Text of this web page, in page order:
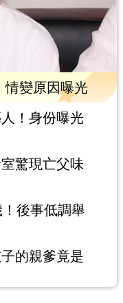
情變原因曝光
！身份曝光
驚現亡父味
後事低調舉
的親爹竟是